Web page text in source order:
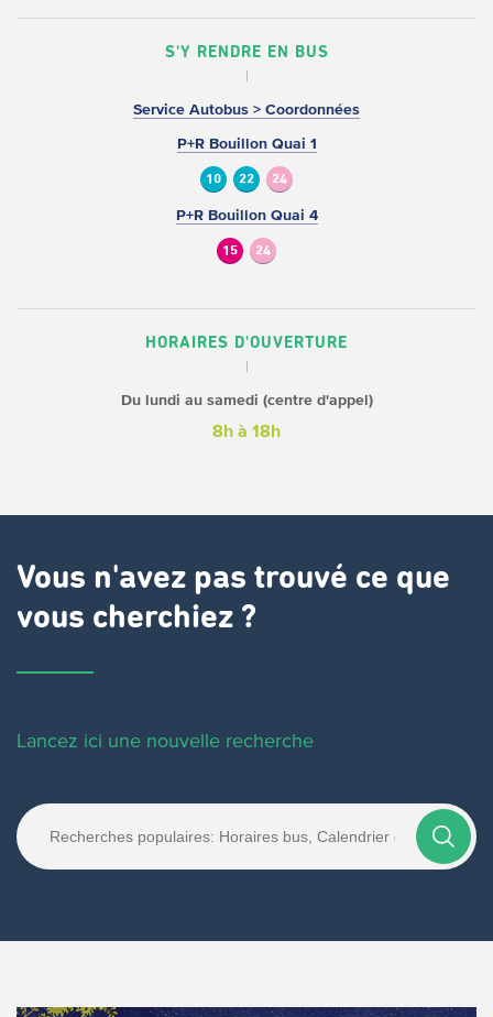
S'Y RENDRE EN BUS
Service Autobus > Coordonnées
P+R Bouillon Quai 1
10 22 24
P+R Bouillon Quai 4
15 24
HORAIRES D'OUVERTURE
Du lundi au samedi (centre d'appel)
8h à 18h
Vous n'avez pas trouvé ce que
vous cherchiez ?
Lancez ici une nouvelle recherche